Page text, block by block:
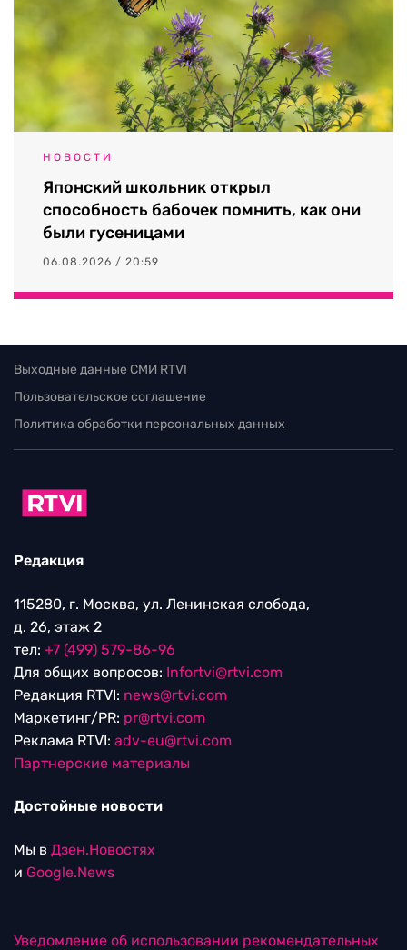
НОВОСТИ
Японский школьник открыл
способность бабочек помнить, как они
были гусеницами
06.08.2026 / 20:59
Выходные данные СМИ RTVI
Пользовательское соглашение
Политика обработки персональных данных
Редакция
115280, г. Москва, ул. Ленинская слобода,
д. 26, этаж 2
тел: +7 (499) 579-86-96
Для общих вопросов: Infortvi@rtvi.com
Редакция RTVI: news@rtvi.com
Маркетинг/PR: pr@rtvi.com
Реклама RTVI: adv-eu@rtvi.com
Партнерские материалы
Достойные новости
Мы в Дзен.Новостях
и Google.News
Уведомление об использовании рекомендательных